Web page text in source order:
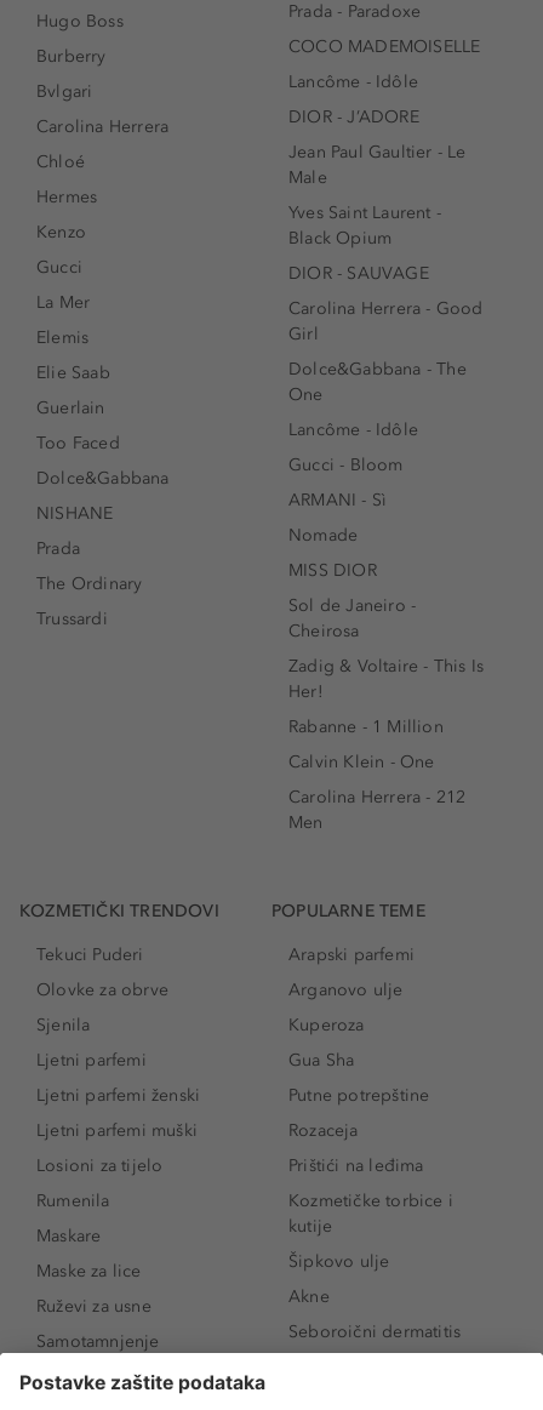
Hugo Boss
Burberry
Bvlgari
Carolina Herrera
Chloé
Hermes
Kenzo
Gucci
La Mer
Elemis
Elie Saab
Guerlain
Too Faced
Dolce&Gabbana
NISHANE
Prada
The Ordinary
Trussardi
Prada - Paradoxe
COCO MADEMOISELLE
Lancôme - Idôle
DIOR - J’ADORE
Jean Paul Gaultier - Le
Male
Yves Saint Laurent -
Black Opium
DIOR - SAUVAGE
Carolina Herrera - Good
Girl
Dolce&Gabbana - The
One
Lancôme - Idôle
Gucci - Bloom
ARMANI - Sì
Nomade
MISS DIOR
Sol de Janeiro -
Cheirosa
Zadig & Voltaire - This Is
Her!
Rabanne - 1 Million
Calvin Klein - One
Carolina Herrera - 212
Men
KOZMETIČKI TRENDOVI
Tekuci Puderi
Olovke za obrve
Sjenila
Ljetni parfemi
Ljetni parfemi ženski
Ljetni parfemi muški
Losioni za tijelo
Rumenila
Maskare
Maske za lice
Ruževi za usne
Samotamnjenje
Puderi
POPULARNE TEME
Arapski parfemi
Arganovo ulje
Kuperoza
Gua Sha
Putne potrepštine
Rozaceja
Prištići na leđima
Kozmetičke torbice i
kutije
Šipkovo ulje
Akne
Seboroični dermatitis